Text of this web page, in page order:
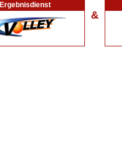
Ergebnisdienst
&